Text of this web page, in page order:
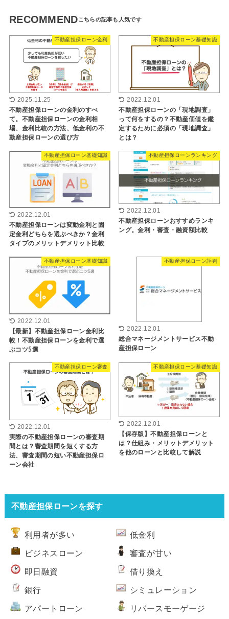
RECOMMEND
不動産担保ローン金利
2025.11.25
不動産担保ローンの金利のすべ
て。不動産担保ローンの金利相
場、金利比較の方法、低金利の不
動産担保ローンの選び方
不動産担保ローン基礎知識
2022.12.01
不動産担保ローンの「現地調査」
って何をするの？不動産価値を鑑
定するために必須の「現地調査」
とは？
不動産担保ローン基礎知識
2022.12.01
不動産担保ローンは変動金利と固
定金利どちらを選ぶべきか？金利
タイプのメリットデメリット比較
不動産担保ローンランキング
2022.12.01
不動産担保ローンおすすめランキ
ング。金利・審査・融資額比較
不動産担保ローン基礎知識
2022.12.01
【最新】不動産担保ローン金利比
較！不動産担保ローンを金利で選
ぶコツ5選
不動産担保ローン評判
2022.12.01
総合マネージメントサービス不動
産担保ローン
不動産担保ローン審査
2022.12.01
実際の不動産担保ローンの審査期
間とは？審査期間を短くする方
法、審査期間の短い不動産担保ロ
ーン会社
不動産担保ローン基礎知識
2022.12.01
【保存版】不動産担保ローンと
は？仕組み・メリットデメリット
を他のローンと比較して解説
不動産担保ローンを探す
利用者が多い 低金利
ビジネスローン 審査が甘い
即日融資 借り換え
銀行 シミュレーション
アパートローン リバースモーゲージ